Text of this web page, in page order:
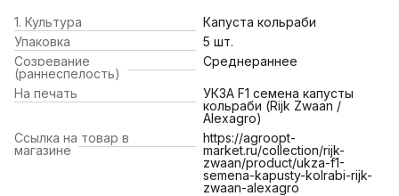
1. Культура
Капуста кольраби
Упаковка
5 шт.
Созревание
(раннеспелость)
Среднераннее
На печать
УКЗА F1 семена капусты
кольраби (Rijk Zwaan /
Alexagro)
Ссылка на товар в
магазине
https://agroopt-
market.ru/collection/rijk-
zwaan/product/ukza-f1-
semena-kapusty-kolrabi-rijk-
zwaan-alexagro